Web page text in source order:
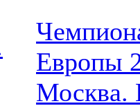
Европы
Москва.